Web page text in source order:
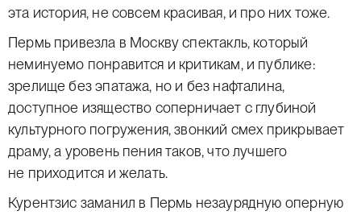
эта история, не совсем красивая, и про них тоже.
Пермь привезла в Москву спектакль, который
неминуемо понравится и критикам, и публике:
зрелище без эпатажа, но и без нафталина,
доступное изящество соперничает с глубиной
культурного погружения, звонкий смех прикрывает
драму, а уровень пения таков, что лучшего
не приходится и желать.
Курентзис заманил в Пермь незаурядную оперную